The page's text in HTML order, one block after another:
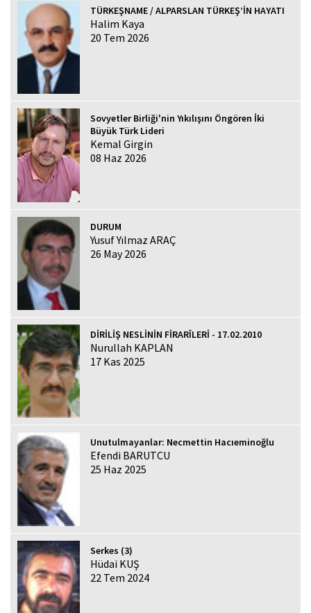
TÜRKEŞNAME / ALPARSLAN TÜRKEŞ’İN HAYATI
Halim Kaya
20 Tem 2026
Sovyetler Birliği'nin Yıkılışını Öngören İki
Büyük Türk Lideri
Kemal Girgin
08 Haz 2026
DURUM
Yusuf Yılmaz ARAÇ
26 May 2026
DİRİLİŞ NESLİNİN FİRARÎLERİ - 17.02.2010
Nurullah KAPLAN
17 Kas 2025
Unutulmayanlar: Necmettin Hacıeminoğlu
Efendi BARUTCU
25 Haz 2025
Serkes (3)
Hüdai KUŞ
22 Tem 2024